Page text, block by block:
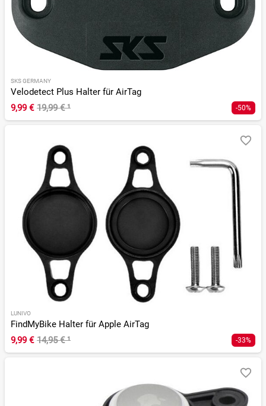
SKS GERMANY
Velodetect Plus Halter für AirTag
9,99 € 19,99 €¹ -50%
LUNIVO
FindMyBike Halter für Apple AirTag
9,99 € 14,95 €¹ -33%